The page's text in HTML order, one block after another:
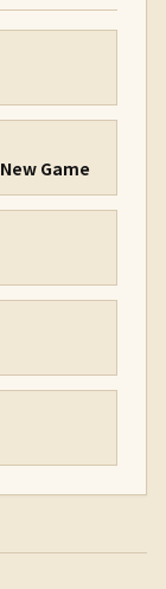
Game